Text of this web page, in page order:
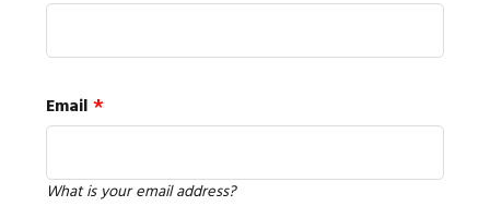
Email
What is your email address?